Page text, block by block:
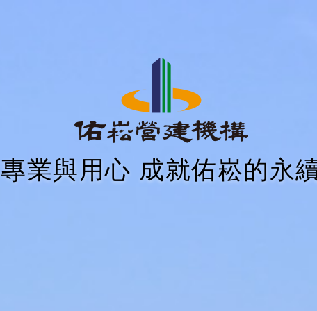
專業與用心 成就佑崧的永